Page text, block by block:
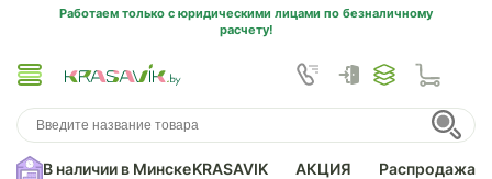
Работаем только с юридическими лицами по безналичному
расчету!
В наличии в МинскеKRASAVIK АКЦИЯ Распродажа